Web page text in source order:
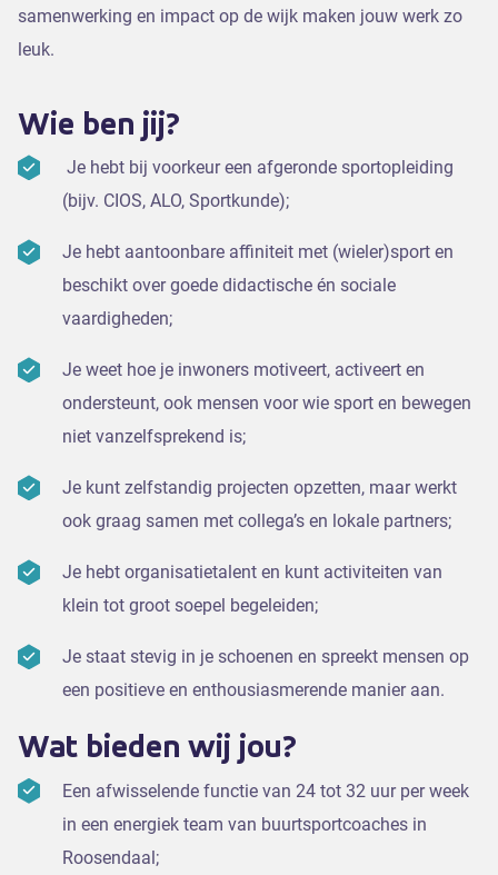
samenwerking en impact op de wijk maken jouw werk zo
leuk.
Wie ben jij?
Je hebt bij voorkeur een afgeronde sportopleiding
(bijv. CIOS, ALO, Sportkunde);
Je hebt aantoonbare affiniteit met (wieler)sport en
beschikt over goede didactische én sociale
vaardigheden;
Je weet hoe je inwoners motiveert, activeert en
ondersteunt, ook mensen voor wie sport en bewegen
niet vanzelfsprekend is;
Je kunt zelfstandig projecten opzetten, maar werkt
ook graag samen met collega’s en lokale partners;
Je hebt organisatietalent en kunt activiteiten van
klein tot groot soepel begeleiden;
Je staat stevig in je schoenen en spreekt mensen op
een positieve en enthousiasmerende manier aan.
Wat bieden wij jou?
Een afwisselende functie van 24 tot 32 uur per week
in een energiek team van buurtsportcoaches in
Roosendaal;